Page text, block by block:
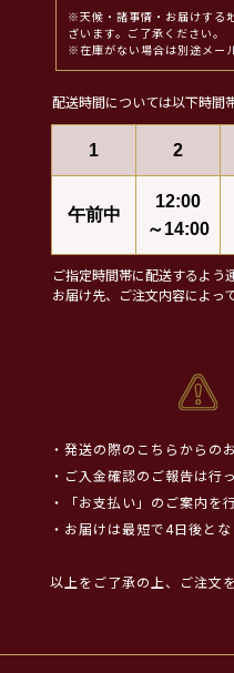
※天候・諸事情・お届けする
ざいます。ご了承ください。
※在庫がない場合は別途メー
配送時間については以下時間
1 2
午前中
12:00
～14:00
ご指定時間帯に配送するよう
お届け先、ご注文内容によっ
・発送の際のこちらからの
・ご入金確認のご報告は行
・「お支払い」のご案内を
・お届けは最短で4日後とな
以上をご了承の上、ご注文